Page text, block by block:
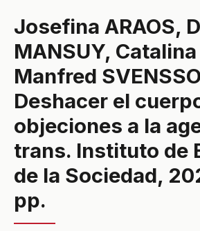
Josefina ARAOS,
MANSUY, Catalina
Manfred
Deshacer el
objeciones a la
trans. Instituto de
de la Sociedad,
pp.